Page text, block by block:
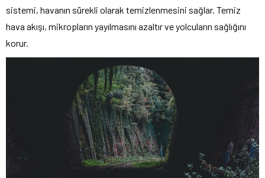
sistemi, havanın sürekli olarak temizlenmesini sağlar. Temiz
hava akışı, mikropların yayılmasını azaltır ve yolcuların sağlığını
korur.